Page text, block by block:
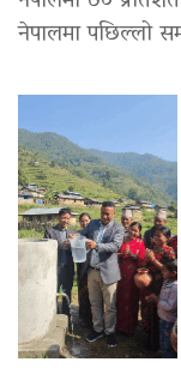
नेपालमा पछिल्लो